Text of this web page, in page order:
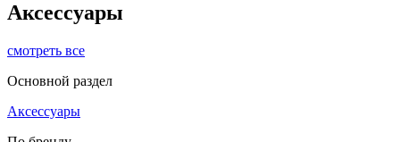
Аксессуары
смотреть все
Основной раздел
Аксессуары